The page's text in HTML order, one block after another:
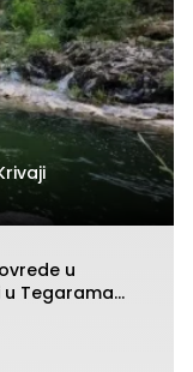
u
Tegarama